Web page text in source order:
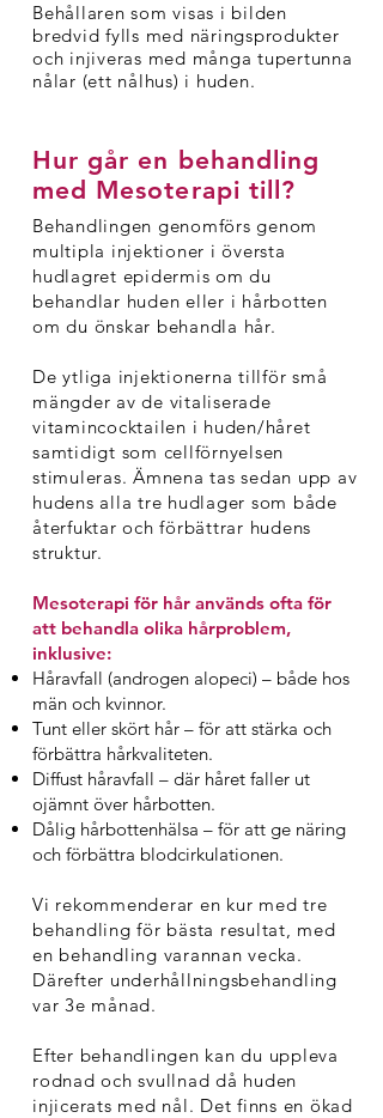
Behållaren som visas i bilden
bredvid fylls med näringsprodukter
och injiveras med många tupertunna
nålar (ett nålhus) i huden.
Hur går en behandling
med Mesoterapi till?
Behandlingen genomförs genom
multipla injektioner i översta
hudlagret epidermis om du
behandlar huden eller i hårbotten
om du önskar behandla hår.
De ytliga injektionerna tillför små
mängder av de vitaliserade
vitamincocktailen i huden/håret
samtidigt som cellförnyelsen
stimuleras. Ämnena tas sedan upp av
hudens alla tre hudlager som både
återfuktar och förbättrar hudens
struktur.
Mesoterapi för hår används ofta för
att behandla olika hårproblem,
inklusive:
Håravfall (androgen alopeci) – både hos
män och kvinnor.
Tunt eller skört hår – för att stärka och
förbättra hårkvaliteten.
Diffust håravfall – där håret faller ut
ojämnt över hårbotten.
Dålig hårbottenhälsa – för att ge näring
och förbättra blodcirkulationen.
Vi rekommenderar en kur med tre
behandling för bästa resultat, med
en behandling varannan vecka.
Därefter underhållningsbehandling
var 3e månad.
Efter behandlingen kan du uppleva
rodnad och svullnad då huden
injicerats med nål. Det finns en ökad